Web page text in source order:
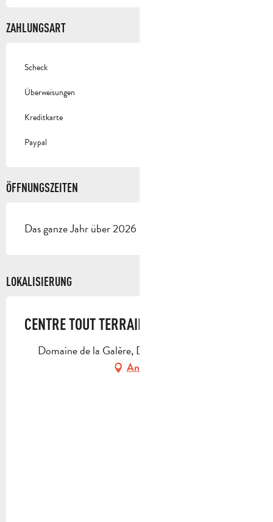
ZAHLUNGSART
Scheck
Überweisungen
Kreditkarte
Paypal
ÖFFNUNGSZEITEN
Das ganze Jahr über 2026 - Geöffnet jeden tag
LOKALISIERUNG
CENTRE TOUT TERRAIN JMO
Domaine de la Galère, D96, 13720 Belcodène
Anfahrt